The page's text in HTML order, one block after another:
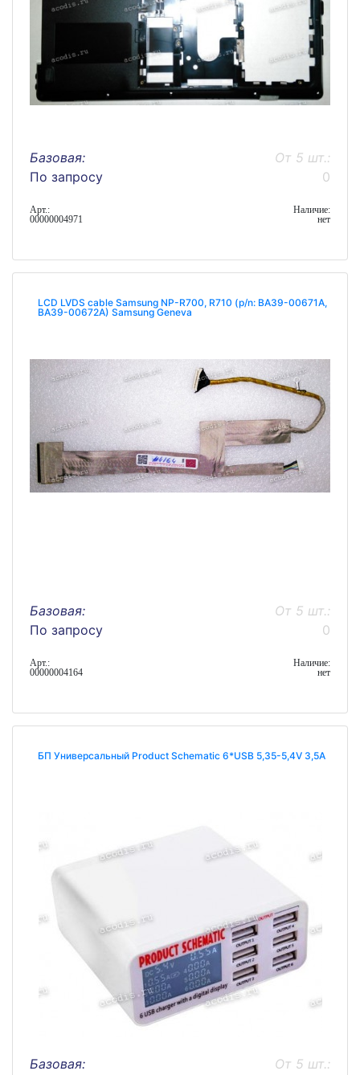
Базовая:
По запросу
От 5 шт.:
0
Арт.:
00000004971
Наличие:
нет
LCD LVDS cable Samsung NP-R700, R710 (p/n: BA39-00671A,
BA39-00672A) Samsung Geneva
Базовая:
По запросу
От 5 шт.:
0
Арт.:
00000004164
Наличие:
нет
БП Универсальный Product Schematic 6*USB 5,35-5,4V 3,5A
Базовая:
От 5 шт.: